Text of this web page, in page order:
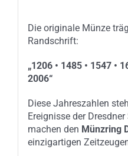
Die originale Münze
Randschrift:
„1206 • 1485 • 1547 •
2006“
Diese Jahreszahlen
Ereignisse der
machen den Münzring
einzigartigen